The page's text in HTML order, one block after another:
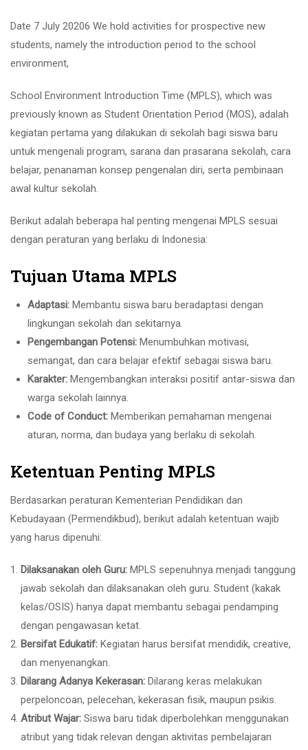
Date 7 July 20206 We hold activities for prospective new
students, namely the introduction period to the school
environment,
School Environment Introduction Time (MPLS), which was
previously known as Student Orientation Period (MOS), adalah
kegiatan pertama yang dilakukan di sekolah bagi siswa baru
untuk mengenali program, sarana dan prasarana sekolah, cara
belajar, penanaman konsep pengenalan diri, serta pembinaan
awal kultur sekolah.
Berikut adalah beberapa hal penting mengenai MPLS sesuai
dengan peraturan yang berlaku di Indonesia:
Tujuan Utama MPLS
Adaptasi: Membantu siswa baru beradaptasi dengan
lingkungan sekolah dan sekitarnya.
Pengembangan Potensi: Menumbuhkan motivasi,
semangat, dan cara belajar efektif sebagai siswa baru.
Karakter: Mengembangkan interaksi positif antar-siswa dan
warga sekolah lainnya.
Code of Conduct: Memberikan pemahaman mengenai
aturan, norma, dan budaya yang berlaku di sekolah.
Ketentuan Penting MPLS
Berdasarkan peraturan Kementerian Pendidikan dan
Kebudayaan (Permendikbud), berikut adalah ketentuan wajib
yang harus dipenuhi:
Dilaksanakan oleh Guru: MPLS sepenuhnya menjadi tanggung
jawab sekolah dan dilaksanakan oleh guru. Student (kakak
kelas/OSIS) hanya dapat membantu sebagai pendamping
dengan pengawasan ketat.
Bersifat Edukatif: Kegiatan harus bersifat mendidik, creative,
dan menyenangkan.
Dilarang Adanya Kekerasan: Dilarang keras melakukan
perpeloncoan, pelecehan, kekerasan fisik, maupun psikis.
Atribut Wajar: Siswa baru tidak diperbolehkan menggunakan
atribut yang tidak relevan dengan aktivitas pembelajaran